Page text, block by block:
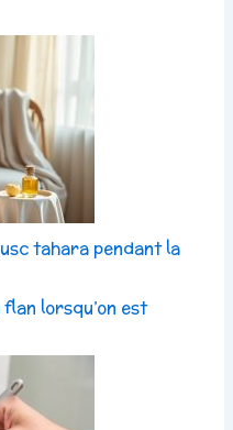
tahara pendant la
lorsqu’on est